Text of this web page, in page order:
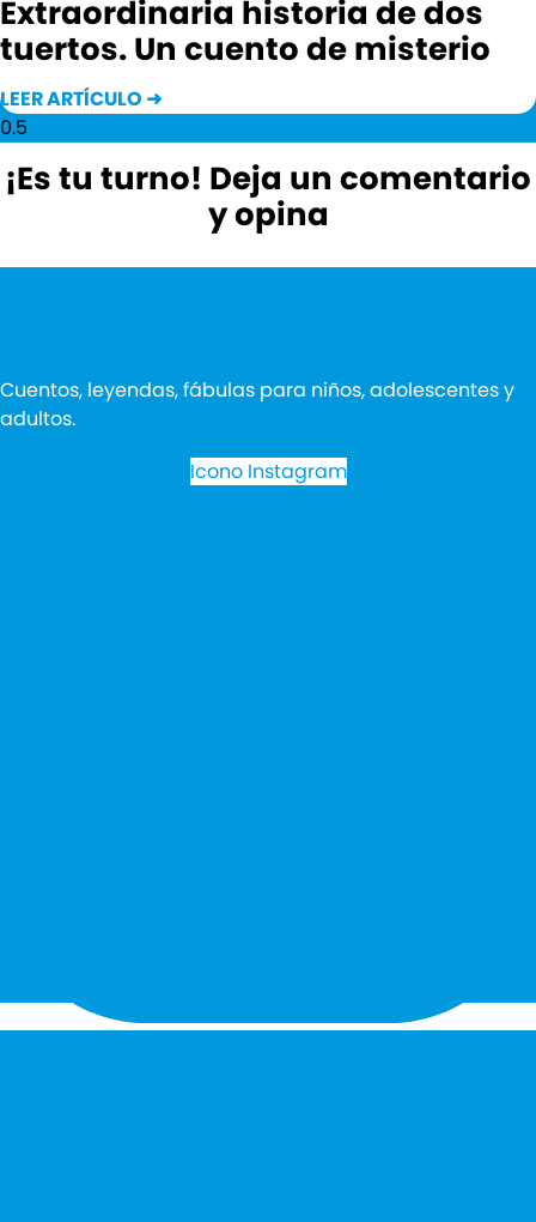
Extraordinaria historia de dos
tuertos. Un cuento de misterio
LEER ARTÍCULO ➜
¡Es tu turno! Deja un comentario
y opina
Cuentos, leyendas, fábulas para niños, adolescentes y
adultos.
Icono Instagram